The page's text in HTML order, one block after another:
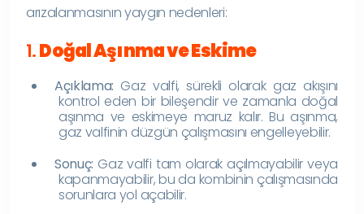
arızalanmasının yaygın nedenleri:
1.Doğal Aşınma ve Eskime
Açıklama: Gaz valfi, sürekli olarak gaz akışını
kontrol eden bir bileşendir ve zamanla doğal
aşınma ve eskimeye maruz kalır. Bu aşınma,
gaz valfinin düzgün çalışmasını engelleyebilir.
Sonuç: Gaz valfi tam olarak açılmayabilir veya
kapanmayabilir, bu da kombinin çalışmasında
sorunlara yol açabilir.